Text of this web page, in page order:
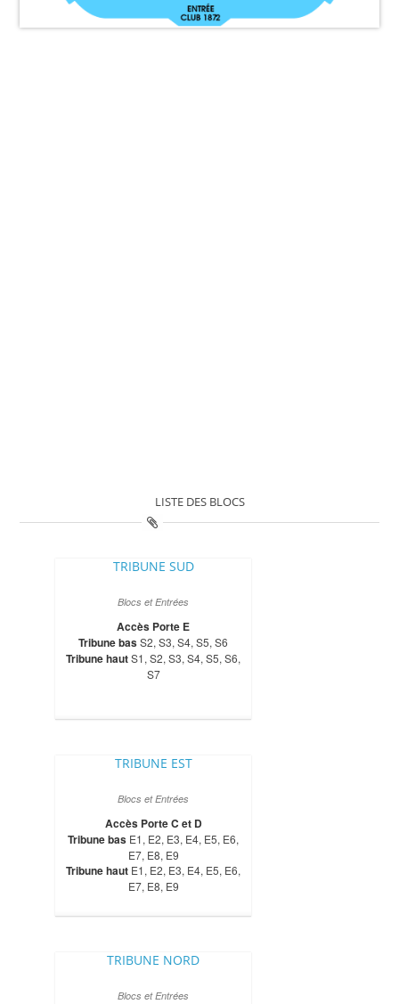
LISTE DES BLOCS
TRIBUNE SUD
Blocs et Entrées
Accès Porte E
Tribune basS2, S3, S4, S5, S6
Tribune hautS1, S2, S3, S4, S5, S6,
S7
TRIBUNE EST
Blocs et Entrées
Accès Porte C et D
Tribune bas E1, E2, E3, E4, E5, E6,
E7, E8, E9
Tribune haut E1, E2, E3, E4, E5, E6,
E7, E8, E9
TRIBUNE NORD
Blocs et Entrées